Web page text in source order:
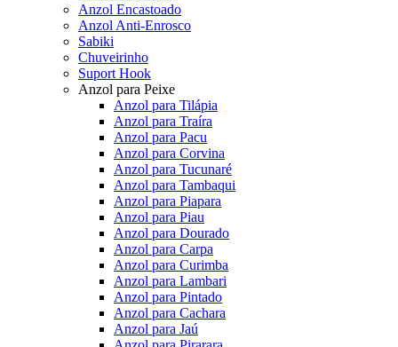
Anzol Encastoado
Anzol Anti-Enrosco
Sabiki
Chuveirinho
Suport Hook
Anzol para Peixe
Anzol para Tilápia
Anzol para Traíra
Anzol para Pacu
Anzol para Corvina
Anzol para Tucunaré
Anzol para Tambaqui
Anzol para Piapara
Anzol para Piau
Anzol para Dourado
Anzol para Carpa
Anzol para Curimba
Anzol para Lambari
Anzol para Pintado
Anzol para Cachara
Anzol para Jaú